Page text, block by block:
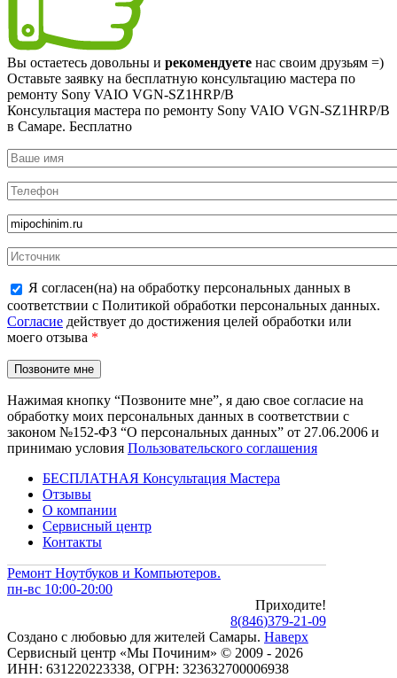
Вы остаетесь довольны и рекомендуете нас своим друзьям =)
Оставьте заявку на бесплатную консультацию мастера по
ремонту Sony VAIO VGN-SZ1HRP/B
Консультация мастера по ремонту Sony VAIO VGN-SZ1HRP/B
в Самаре. Бесплатно
Я согласен(на) на обработку персональных данных в
соответствии с Политикой обработки персональных данных.
Согласие действует до достижения целей обработки или
моего отзыва *
Нажимая кнопку “Позвоните мне”, я даю свое согласие на
обработку моих персональных данных в соответствии с
законом №152-ФЗ “О персональных данных” от 27.06.2006 и
принимаю условия Пользовательского соглашения
БЕСПЛАТНАЯ Консультация Мастера
Отзывы
О компании
Сервисный центр
Контакты
Ремонт Ноутбуков и Компьютеров.
пн-вс 10:00-20:00
Приходите!
8(846)379-21-09
Создано с любовью для жителей Самары. Наверх
Сервисный центр «Мы Починим» © 2009 - 2026
ИНН: 631220223338, ОГРН: 323632700006938